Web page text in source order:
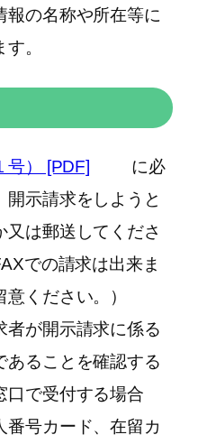
報の名称や所在等に
。
号） [PDF]
に必
示請求をしようと
は郵送してくださ
での請求は出来ま
ください。）
者が開示請求に係る
あることを確認する
口で受付する場合
番号カード、在留カ